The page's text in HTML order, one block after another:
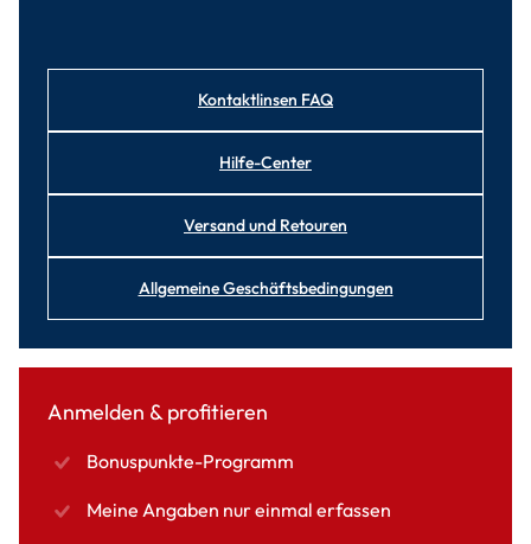
Kontaktlinsen FAQ
Hilfe-Center
Versand und Retouren
Allgemeine Geschäftsbedingungen
Anmelden & profitieren
Bonuspunkte-Programm
Meine Angaben nur einmal erfassen